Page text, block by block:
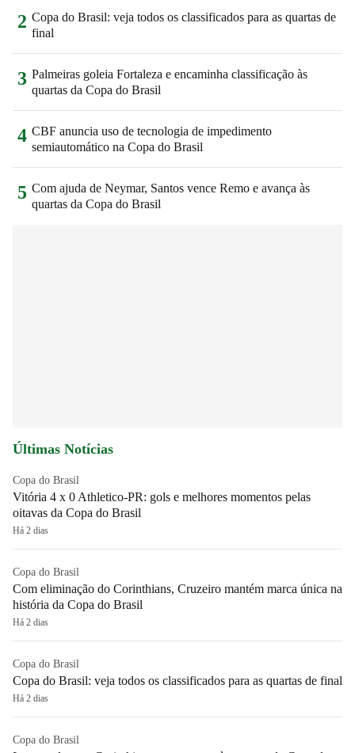
2 Copa do Brasil: veja todos os classificados para as quartas de
final
3 Palmeiras goleia Fortaleza e encaminha classificação às
quartas da Copa do Brasil
4 CBF anuncia uso de tecnologia de impedimento
semiautomático na Copa do Brasil
5 Com ajuda de Neymar, Santos vence Remo e avança às
quartas da Copa do Brasil
Últimas Notícias
Copa do Brasil
Vitória 4 x 0 Athletico-PR: gols e melhores momentos pelas
oitavas da Copa do Brasil
Há 2 dias
Copa do Brasil
Com eliminação do Corinthians, Cruzeiro mantém marca única na
história da Copa do Brasil
Há 2 dias
Copa do Brasil
Copa do Brasil: veja todos os classificados para as quartas de final
Há 2 dias
Copa do Brasil